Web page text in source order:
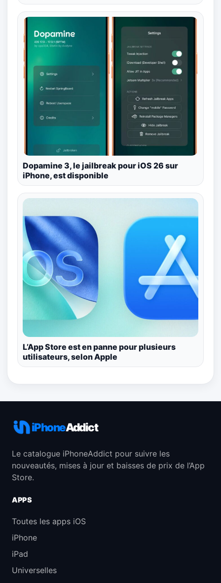
Dopamine 3, le jailbreak pour iOS 26 sur
iPhone, est disponible
L’App Store est en panne pour plusieurs
utilisateurs, selon Apple
iPhoneAddict
Le catalogue iPhoneAddict pour suivre les
nouveautés, mises à jour et baisses de prix de l’App
Store.
APPS
Toutes les apps iOS
iPhone
iPad
Universelles